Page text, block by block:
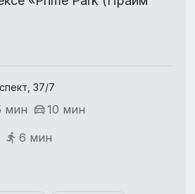
37/7
мин
10 мин
6 мин